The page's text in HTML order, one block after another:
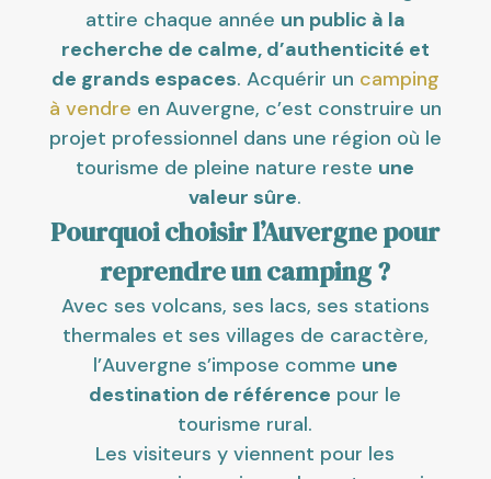
attire chaque année un public à la
recherche de calme, d’authenticité et
de grands espaces. Acquérir un camping
à vendre en Auvergne, c’est construire un
projet professionnel dans une région où le
tourisme de pleine nature reste une
valeur sûre.
Pourquoi choisir l’Auvergne pour
reprendre un camping ?
Avec ses volcans, ses lacs, ses stations
thermales et ses villages de caractère,
l’Auvergne s’impose comme une
destination de référence pour le
tourisme rural.
Les visiteurs y viennent pour les